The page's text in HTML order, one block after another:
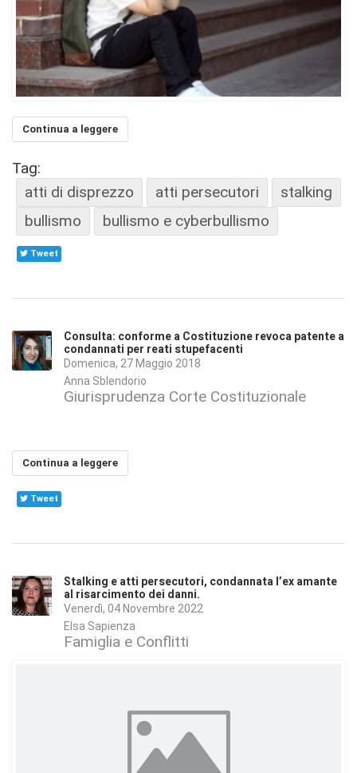
Continua a leggere
Tag:
atti di disprezzo
atti persecutori
stalking
bullismo
bullismo e cyberbullismo
Tweet
Consulta: conforme a Costituzione revoca patente a
condannati per reati stupefacenti
Domenica, 27 Maggio 2018
Anna Sblendorio
Giurisprudenza Corte Costituzionale
Continua a leggere
Tweet
Stalking e atti persecutori, condannata l’ex amante
al risarcimento dei danni.
Venerdì, 04 Novembre 2022
Elsa Sapienza
Famiglia e Conflitti